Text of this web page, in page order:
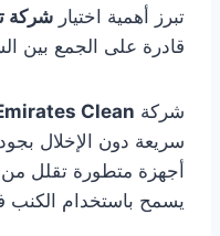
تبرز أهمية اختيار شركة
قادرة على الجمع بين
شركة Clean
سريعة دون الإخلال
أجهزة متطورة تقلل
يسمح باستخدام